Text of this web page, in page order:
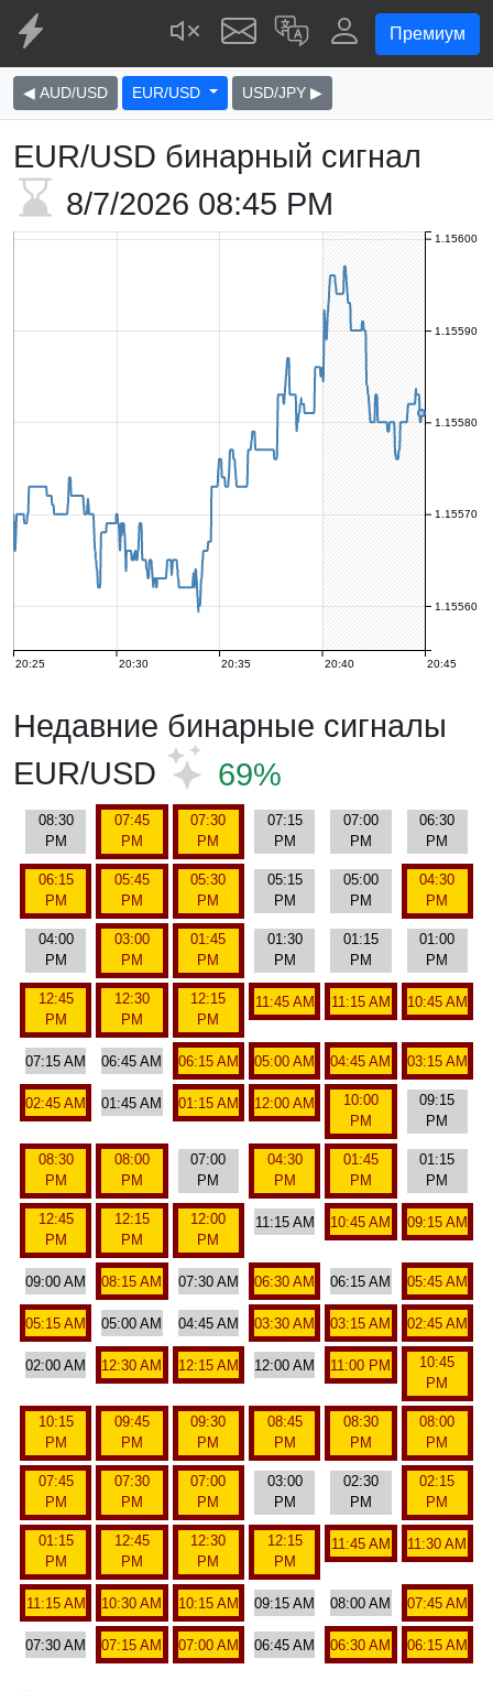
Премиум
◀ AUD/USD EUR/USD USD/JPY ▶
EUR/USD бинарный сигнал
8/7/2026 08:45 PM
20:25 20:30 20:35 20:40 20:45
1.15560
1.15570
1.15580
1.15590
1.15600
Недавние бинарные сигналы
EUR/USD
69%
08:30
PM
07:45
PM
07:30
PM
07:15
PM
07:00
PM
06:30
PM
06:15
PM
05:45
PM
05:30
PM
05:15
PM
05:00
PM
04:30
PM
04:00
PM
03:00
PM
01:45
PM
01:30
PM
01:15
PM
01:00
PM
12:45
PM
12:30
PM
12:15
PM
11:45 AM 11:15 AM 10:45 AM
07:15 AM 06:45 AM 06:15 AM 05:00 AM 04:45 AM 03:15 AM
02:45 AM 01:45 AM 01:15 AM 12:00 AM
10:00
PM
09:15
PM
08:30
PM
08:00
PM
07:00
PM
04:30
PM
01:45
PM
01:15
PM
12:45
PM
12:15
PM
12:00
PM
11:15 AM 10:45 AM 09:15 AM
09:00 AM 08:15 AM 07:30 AM 06:30 AM 06:15 AM 05:45 AM
05:15 AM 05:00 AM 04:45 AM 03:30 AM 03:15 AM 02:45 AM
02:00 AM 12:30 AM 12:15 AM 12:00 AM 11:00 PM
10:45
PM
10:15
PM
09:45
PM
09:30
PM
08:45
PM
08:30
PM
08:00
PM
07:45
PM
07:30
PM
07:00
PM
03:00
PM
02:30
PM
02:15
PM
01:15
PM
12:45
PM
12:30
PM
12:15
PM
11:45 AM 11:30 AM
11:15 AM 10:30 AM 10:15 AM 09:15 AM 08:00 AM 07:45 AM
07:30 AM 07:15 AM 07:00 AM 06:45 AM 06:30 AM 06:15 AM